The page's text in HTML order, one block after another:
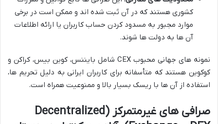
کشوری هستند که در آن ثبت شده اند و ممکن است در برخی
موارد مجبور به مسدود کردن حساب کاربران یا ارائه اطلاعات
آن ها به دولت ها شوند.
نمونه های جهانی محبوب CEX شامل بایننس، کوین بیس، کراکن و
کوکوین هستند که متأسفانه برای کاربران ایرانی به دلیل تحریم ها،
استفاده از آن ها با ریسک بسیار بالا و ممنوعیت همراه است.
صرافی های غیرمتمرکز (Decentralized